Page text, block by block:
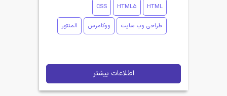
HTML
HTML5
CSS
طراحی وب سایت ووکامرس المنتور
اطلاعات بیشتر